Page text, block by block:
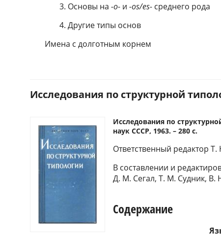
3. Основы на -o- и -os/es- среднего рода
4. Другие типы основ
Имена с долготным корнем
Исследования по структурной
Исследования по
наук СССР, 1963. – 280 с.
Ответственный редактор
В составлении и
Д. М. Сегал, Т. М. Судник,
Содержание